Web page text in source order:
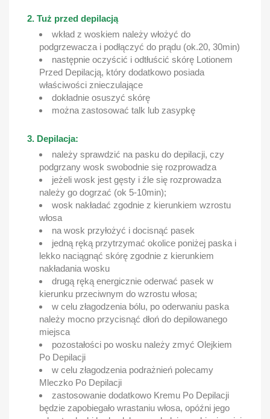
2. Tuż przed depilacją
wkład z woskiem należy włożyć do
podgrzewacza i podłączyć do prądu (ok.20, 30min)
następnie oczyścić i odtłuścić skórę Lotionem
Przed Depilacją, który dodatkowo posiada
właściwości znieczulające
dokładnie osuszyć skórę
można zastosować talk lub zasypkę
3. Depilacja:
należy sprawdzić na pasku do depilacji, czy
podgrzany wosk swobodnie się rozprowadza
jeżeli wosk jest gęsty i źle się rozprowadza
należy go dogrzać (ok 5-10min);
wosk nakładać zgodnie z kierunkiem wzrostu
włosa
na wosk przyłożyć i docisnąć pasek
jedną ręką przytrzymać okolice poniżej paska i
lekko naciągnąć skórę zgodnie z kierunkiem
nakładania wosku
drugą ręką energicznie oderwać pasek w
kierunku przeciwnym do wzrostu włosa;
w celu złagodzenia bólu, po oderwaniu paska
należy mocno przycisnąć dłoń do depilowanego
miejsca
pozostałości po wosku należy zmyć Olejkiem
Po Depilacji
w celu złagodzenia podrażnień polecamy
Mleczko Po Depilacji
zastosowanie dodatkowo Kremu Po Depilacji
będzie zapobiegało wrastaniu włosa, opóźni jego